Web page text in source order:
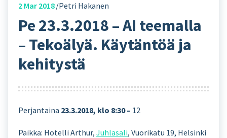
2 Mar 2018 Petri Hakanen
Pe 23.3.2018 – AI teemalla
– Tekoälyä. Käytäntöä ja
kehitystä
Perjantaina 23.3.2018, klo 8:30 – 12
Paikka: Hotelli Arthur, Juhlasali, Vuorikatu 19, Helsinki